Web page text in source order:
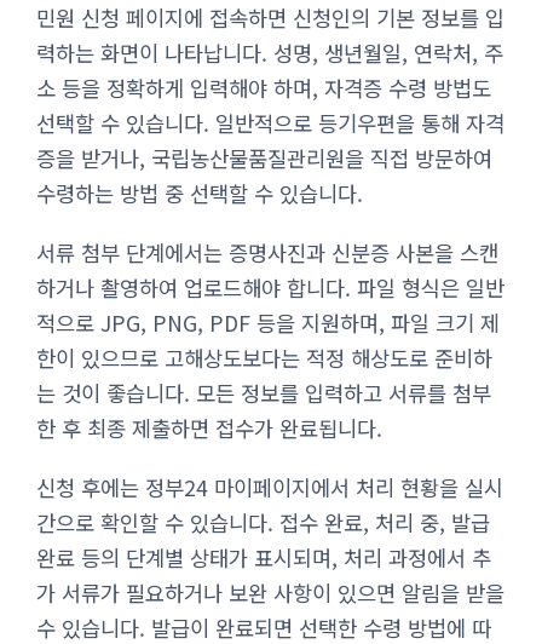
민원 신청 페이지에 접속하면 신청인의 기본 정보를 입
력하는 화면이 나타납니다. 성명, 생년월일, 연락처, 주
소 등을 정확하게 입력해야 하며, 자격증 수령 방법도
선택할 수 있습니다. 일반적으로 등기우편을 통해 자격
증을 받거나, 국립농산물품질관리원을 직접 방문하여
수령하는 방법 중 선택할 수 있습니다.
서류 첨부 단계에서는 증명사진과 신분증 사본을 스캔
하거나 촬영하여 업로드해야 합니다. 파일 형식은 일반
적으로 JPG, PNG, PDF 등을 지원하며, 파일 크기 제
한이 있으므로 고해상도보다는 적정 해상도로 준비하
는 것이 좋습니다. 모든 정보를 입력하고 서류를 첨부
한 후 최종 제출하면 접수가 완료됩니다.
신청 후에는 정부24 마이페이지에서 처리 현황을 실시
간으로 확인할 수 있습니다. 접수 완료, 처리 중, 발급
완료 등의 단계별 상태가 표시되며, 처리 과정에서 추
가 서류가 필요하거나 보완 사항이 있으면 알림을 받을
수 있습니다. 발급이 완료되면 선택한 수령 방법에 따